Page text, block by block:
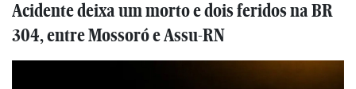
Acidente deixa um morto e dois feridos na BR
304, entre Mossoró e Assu-RN